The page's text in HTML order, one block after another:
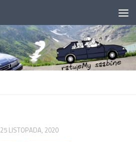
25 LISTOPADA, 2020